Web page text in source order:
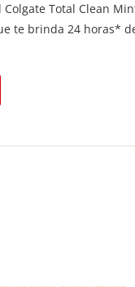
Total Clean
te brinda 24 horas*